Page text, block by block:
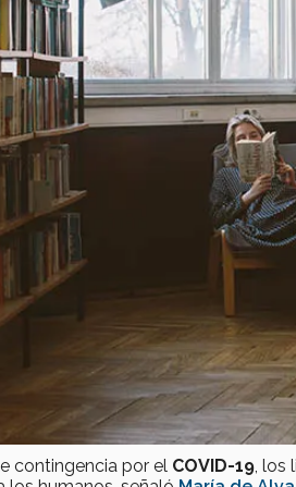
contingencia por el COVID-19, los